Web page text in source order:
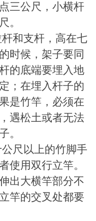
三公尺，小横杆
。
和支杆，高在七
时候，架子要同
的底端要埋入地
；在埋入杆子的
是竹竿，必须在
遇松土或者无法
。
尺以上的竹脚手
使用双行立竿。
出大横竿部分不
竿的交叉处都要